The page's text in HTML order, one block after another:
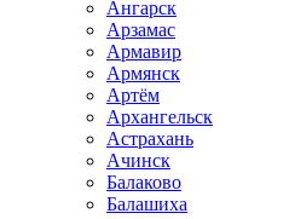
Ангарск
Арзамас
Армавир
Армянск
Артём
Архангельск
Астрахань
Ачинск
Балаково
Балашиха